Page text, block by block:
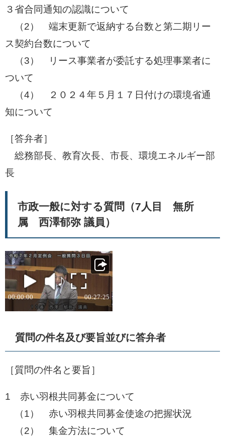
３省合同通知の認識について
​ （2） 端末更新で返納する台数と第二期リー
ス契約台数について
​ （3） リース事業者が委託する処理事業者に
ついて
（4） ２０２４年５月１７日付けの環境省通
知について
［答弁者］
​ 総務部長、教育次長、市長、環境エネルギー部
長​
市政一般に対する質問（7人目 無所
属 西澤郁弥 議員）
質問の件名及び要旨並びに答弁者
［質問の件名と要旨］​
1 赤い羽根共同募金について
​ （1） 赤い羽根共同募金使途の把握状況
​ （2） 集金方法について